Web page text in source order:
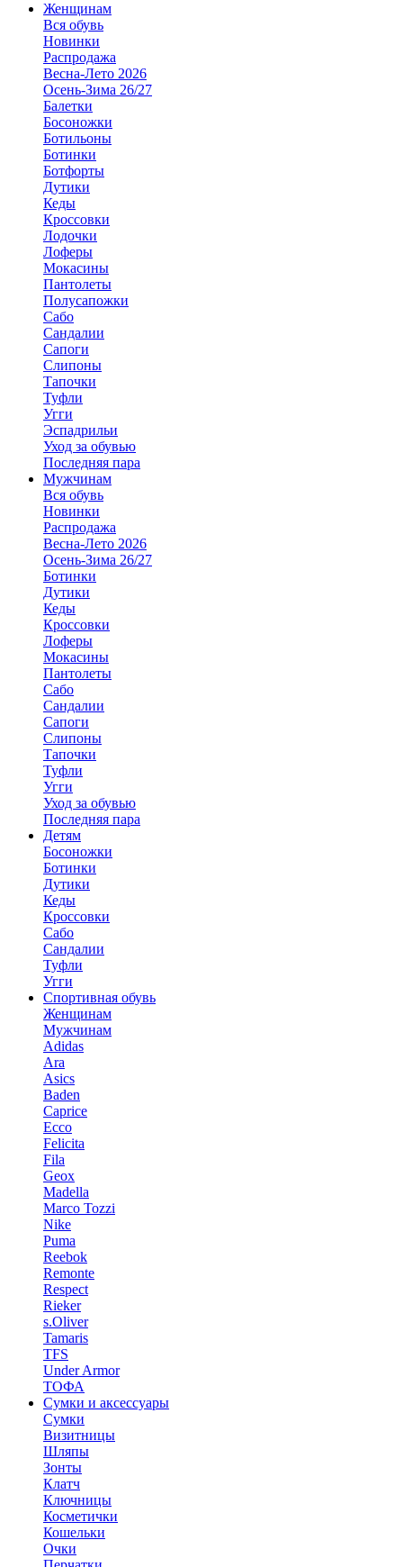
Женщинам
Вся обувь
Новинки
Распродажа
Весна-Лето 2026
Осень-Зима 26/27
Балетки
Босоножки
Ботильоны
Ботинки
Ботфорты
Дутики
Кеды
Кроссовки
Лодочки
Лоферы
Мокасины
Пантолеты
Полусапожки
Сабо
Сандалии
Сапоги
Слипоны
Тапочки
Туфли
Угги
Эспадрильи
Уход за обувью
Последняя пара
Мужчинам
Вся обувь
Новинки
Распродажа
Весна-Лето 2026
Осень-Зима 26/27
Ботинки
Дутики
Кеды
Кроссовки
Лоферы
Мокасины
Пантолеты
Сабо
Сандалии
Сапоги
Слипоны
Тапочки
Туфли
Угги
Уход за обувью
Последняя пара
Детям
Босоножки
Ботинки
Дутики
Кеды
Кроссовки
Сабо
Сандалии
Туфли
Угги
Спортивная обувь
Женщинам
Мужчинам
Adidas
Ara
Asics
Baden
Caprice
Ecco
Felicita
Fila
Geox
Madella
Marco Tozzi
Nike
Puma
Reebok
Remonte
Respect
Rieker
s.Oliver
Tamaris
TFS
Under Armor
ТОФА
Сумки и аксессуары
Сумки
Визитницы
Шляпы
Зонты
Клатч
Ключницы
Косметички
Кошельки
Очки